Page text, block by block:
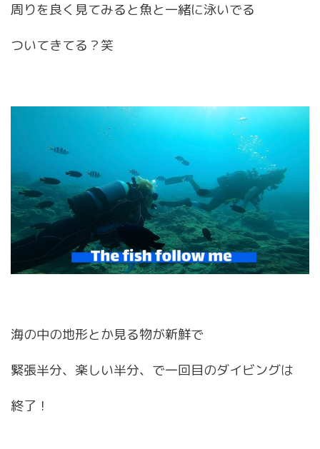
周りを良く見てみると魚と一緒に泳いでる
ついてきてる？笑
海の中の地形とか見る物が新鮮で
緊張半分、楽しい半分、で一回目のダイビングは
終了！